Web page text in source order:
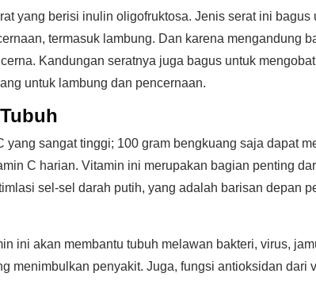
yang berisi inulin oligofruktosa. Jenis serat ini bagus
termasuk lambung. Dan karena mengandung
Kandungan seratnya juga bagus untuk
untuk lambung dan pencernaan.
yang sangat tinggi; 100 gram bengkuang saja dapat
C harian. Vitamin ini merupakan bagian penting
sel-sel darah putih, yang adalah barisan depan
ini akan membantu tubuh melawan bakteri, virus,
menimbulkan penyakit. Juga, fungsi antioksidan dari